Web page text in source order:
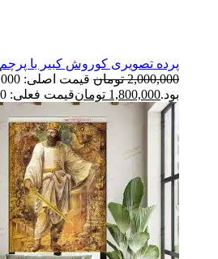
پرده تصویری کوروش کبیر با پرچم
2,000,000 تومان
بود.1,800,000 تومانقیمت فعلی: 1,800,000 تومان.